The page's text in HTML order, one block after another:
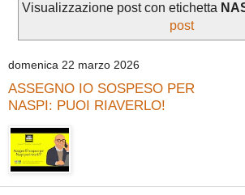
Visualizzazione post con etichetta
post
domenica 22 marzo 2026
ASSEGNO IO SOSPESO PER
NASPI: PUOI RIAVERLO!